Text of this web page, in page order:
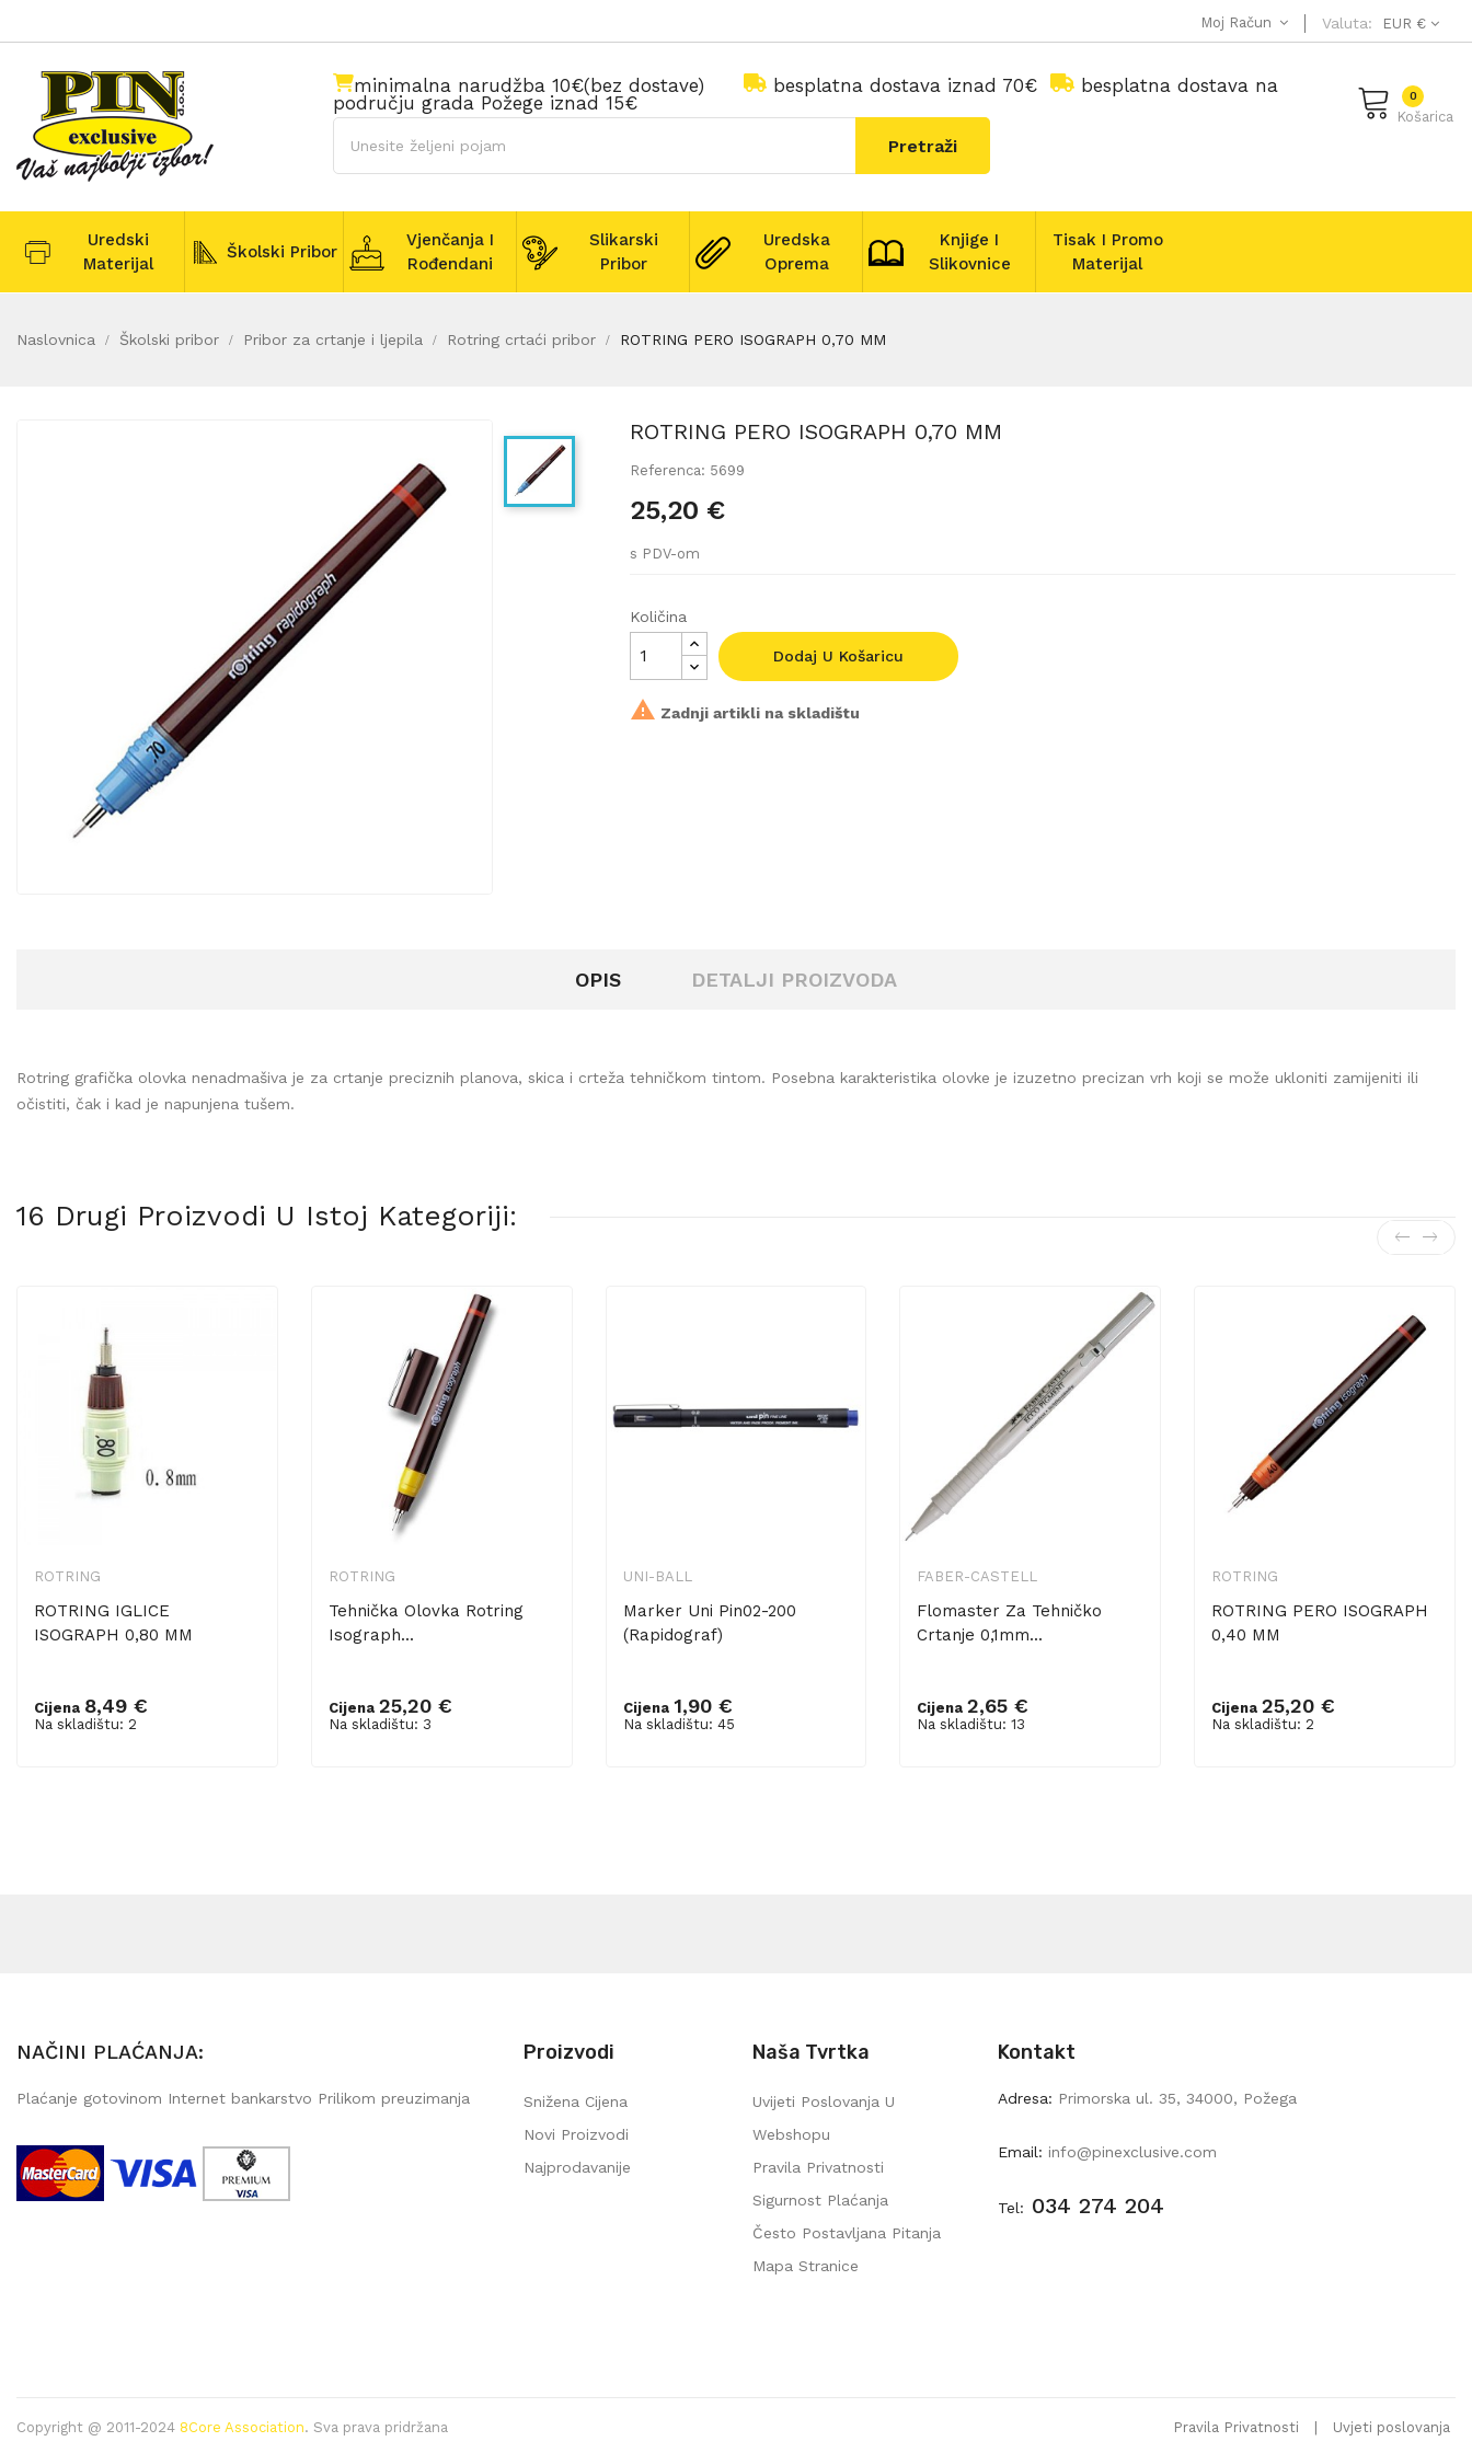
Valuta: EUR €
Moj Račun
Košarica
0
minimalna narudžba 10€(bez dostave) besplatna dostava iznad 70€
besplatna dostava na
području grada Požege iznad 15€
Pretraži
Uredski
Materijal
Školski Pribor
Vjenčanja I
Rođendani
Slikarski
Pribor
Uredska
Oprema
Knjige I
Slikovnice
Tisak I Promo
Materijal
Naslovnica Školski pribor Pribor za crtanje i ljepila Rotring crtaći pribor ROTRING PERO ISOGRAPH 0,70 MM
ROTRING PERO ISOGRAPH 0,70 MM
Referenca: 5699
25,20 €
s PDV-om
Količina
Dodaj U Košaricu
 Zadnji artikli na skladištu
OPIS DETALJI PROIZVODA
Rotring grafička olovka nenadmašiva je za crtanje preciznih planova, skica i crteža tehničkom tintom. Posebna karakteristika olovke je izuzetno precizan vrh koji se može ukloniti zamijeniti ili
očistiti, čak i kad je napunjena tušem.
16 Drugi Proizvodi U Istoj Kategoriji:
ROTRING
ROTRING IGLICE
ISOGRAPH 0,80 MM
Cijena 8,49 €
Na skladištu: 2
Dodaj u košaricu
ROTRING
Tehnička Olovka Rotring
Isograph...
Cijena 25,20 €
Na skladištu: 3
Dodaj u košaricu
UNI-BALL
Marker Uni Pin02-200
(Rapidograf)
Cijena 1,90 €
Na skladištu: 45
Dodaj u košaricu
FABER-CASTELL
Flomaster Za Tehničko
Crtanje 0,1mm...
Cijena 2,65 €
Na skladištu: 13
Dodaj u košaricu
ROTRING
ROTRING PERO ISOGRAPH
0,40 MM
Cijena 25,20 €
Na skladištu: 2
Dodaj u košaricu
NAČINI PLAĆANJA:
Plaćanje gotovinom Internet bankarstvo Prilikom preuzimanja
Proizvodi
Snižena Cijena
Novi Proizvodi
Najprodavanije
Naša Tvrtka
Uvijeti Poslovanja U
Webshopu
Pravila Privatnosti
Sigurnost Plaćanja
Često Postavljana Pitanja
Mapa Stranice
Kontakt
Adresa: Primorska ul. 35, 34000, Požega
Email: info@pinexclusive.com
Tel: 034 274 204
Copyright @ 2011-2024 8Core Association. Sva prava pridržana Pravila Privatnosti Uvjeti poslovanja